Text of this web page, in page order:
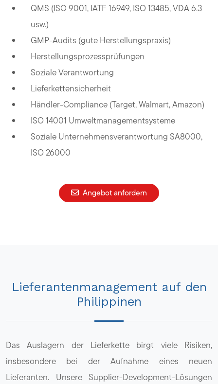
QMS (ISO 9001, IATF 16949, ISO 13485, VDA 6.3
usw.)
GMP-Audits (gute Herstellungspraxis)
Herstellungsprozessprüfungen
Soziale Verantwortung
Lieferkettensicherheit
Händler-Compliance (Target, Walmart, Amazon)
ISO 14001 Umweltmanagementsysteme
Soziale Unternehmensverantwortung SA8000,
ISO 26000
Angebot anfordern
Lieferantenmanagement auf den
Philippinen
Das Auslagern der Lieferkette birgt viele Risiken,
insbesondere bei der Aufnahme eines neuen
Lieferanten. Unsere Supplier-Development-Lösungen